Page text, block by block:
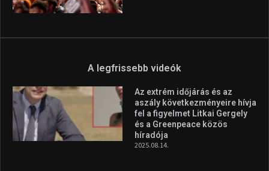
A legfrissebb videók
Az extrém időjárás és az
aszály következményeire hívja
fel a figyelmet Litkai Gergely
és a Greenpeace közös
híradója
2025.08.14.